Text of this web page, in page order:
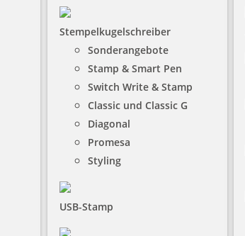
Stempelkugelschreiber
Sonderangebote
Stamp & Smart Pen
Switch Write & Stamp
Classic und Classic G
Diagonal
Promesa
Styling
USB-Stamp